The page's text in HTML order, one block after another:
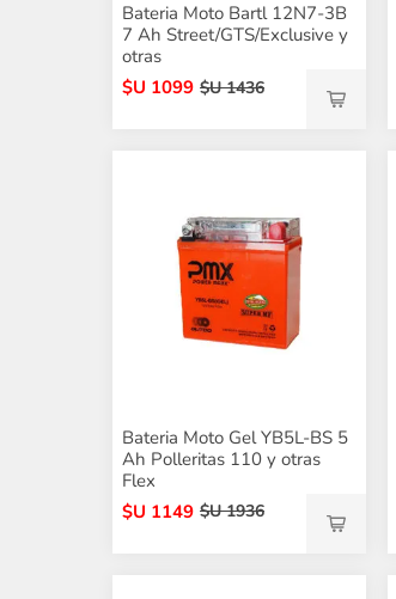
Bateria Moto Bartl 12N7-3B
7 Ah Street/GTS/Exclusive y
otras
$U 1099 $U 1436
Bateria Moto Gel YB5L-BS 5
Ah Polleritas 110 y otras
Flex
$U 1149 $U 1936